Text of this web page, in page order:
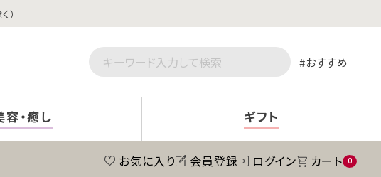
）
おすすめ
容・癒し ギフト
お気に入り 会員登録 ログイン カート 0